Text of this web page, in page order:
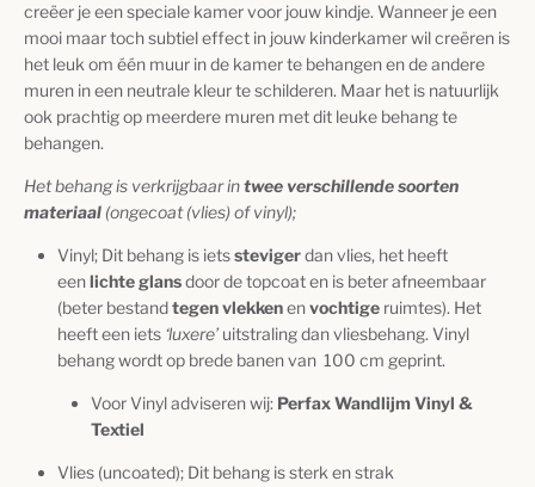
creëer je een speciale kamer voor jouw kindje. Wanneer je een
mooi maar toch subtiel effect in jouw kinderkamer wil creëren is
het leuk om één muur in de kamer te behangen en de andere
muren in een neutrale kleur te schilderen. Maar het is natuurlijk
ook prachtig op meerdere muren met dit leuke behang te
behangen.
Het behang is verkrijgbaar intwee verschillende soorten
materiaal (ongecoat (vlies) of vinyl);
Vinyl; Dit behang is ietsstevigerdan vlies, het heeft
eenlichte glansdoor de topcoat en is beter afneembaar
(beter bestandtegen vlekkenenvochtige ruimtes). Het
heeft een iets ‘luxere’uitstraling dan vliesbehang. Vinyl
behang wordt op brede banen van 100 cm geprint.
Voor Vinyl adviseren wij: Perfax Wandlijm Vinyl &
Textiel
Vlies (uncoated); Dit behang is sterk en strak